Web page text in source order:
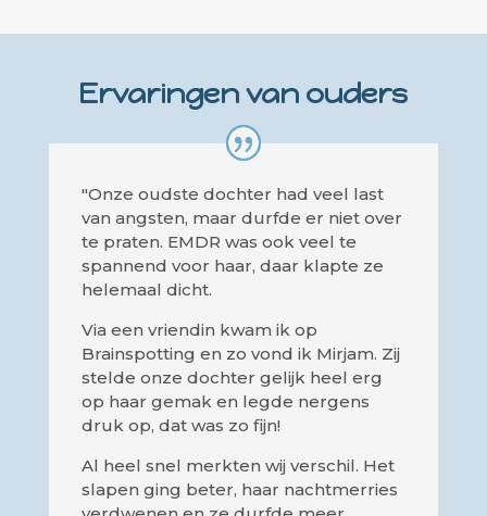
Ervaringen van ouders
"Onze oudste dochter had veel last
van angsten, maar durfde er niet over
te praten. EMDR was ook veel te
spannend voor haar, daar klapte ze
helemaal dicht.
Via een vriendin kwam ik op
Brainspotting en zo vond ik Mirjam. Zij
stelde onze dochter gelijk heel erg
op haar gemak en legde nergens
druk op, dat was zo fijn!
Al heel snel merkten wij verschil. Het
slapen ging beter, haar nachtmerries